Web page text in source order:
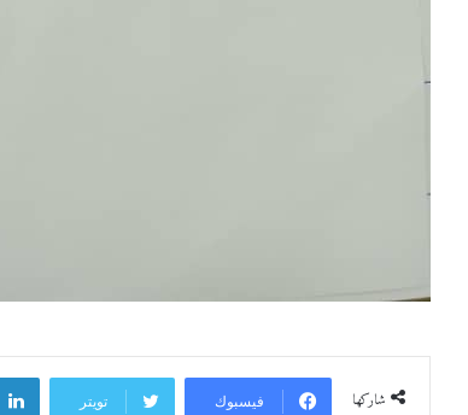
شاركها فيسبوك تويتر